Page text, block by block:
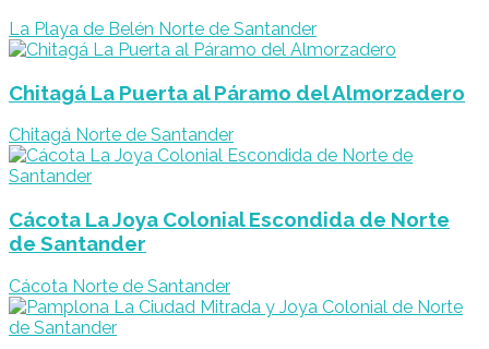
La Playa de Belén Norte de Santander
Chitagá La Puerta al Páramo del Almorzadero
Chitagá Norte de Santander
Cácota La Joya Colonial Escondida de Norte
de Santander
Cácota Norte de Santander